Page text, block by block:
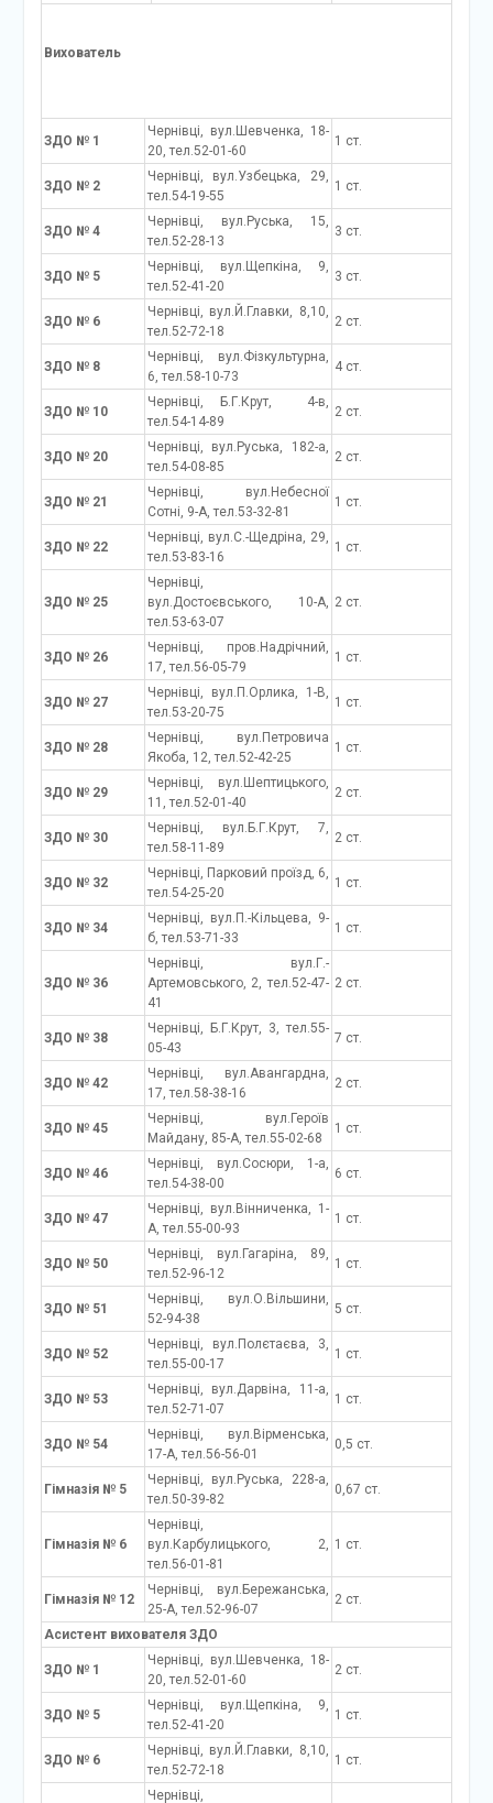
Вихователь
ЗДО № 1
Чернівці, вул.Шевченка, 18-
20, тел.52-01-60
1 ст.
ЗДО № 2
Чернівці, вул.Узбецька, 29,
тел.54-19-55
1 ст.
ЗДО № 4
Чернівці, вул.Руська, 15,
тел.52-28-13
3 ст.
ЗДО № 5
Чернівці, вул.Щепкіна, 9,
тел.52-41-20
3 ст.
ЗДО № 6
Чернівці, вул.Й.Главки, 8,10,
тел.52-72-18
2 ст.
ЗДО № 8
Чернівці, вул.Фізкультурна,
6, тел.58-10-73
4 ст.
ЗДО № 10
Чернівці, Б.Г.Крут, 4-в,
тел.54-14-89
2 ст.
ЗДО № 20
Чернівці, вул.Руська, 182-а,
тел.54-08-85
2 ст.
ЗДО № 21
Чернівці, вул.Небесної
Сотні, 9-А, тел.53-32-81
1 ст.
ЗДО № 22
Чернівці, вул.С.-Щедріна, 29,
тел.53-83-16
1 ст.
ЗДО № 25
Чернівці,
вул.Достоєвського, 10-А,
тел.53-63-07
2 ст.
ЗДО № 26
Чернівці, пров.Надрічний,
17, тел.56-05-79
1 ст.
ЗДО № 27
Чернівці, вул.П.Орлика, 1-В,
тел.53-20-75
1 ст.
ЗДО № 28
Чернівці, вул.Петровича
Якоба, 12, тел.52-42-25
1 ст.
ЗДО № 29
Чернівці, вул.Шептицького,
11, тел.52-01-40
2 ст.
ЗДО № 30
Чернівці, вул.Б.Г.Крут, 7,
тел.58-11-89
2 ст.
ЗДО № 32
Чернівці, Парковий проїзд, 6,
тел.54-25-20
1 ст.
ЗДО № 34
Чернівці, вул.П.-Кільцева, 9-
б, тел.53-71-33
1 ст.
ЗДО № 36
Чернівці, вул.Г.-
Артемовського, 2, тел.52-47-
41
2 ст.
ЗДО № 38
Чернівці, Б.Г.Крут, 3, тел.55-
05-43
7 ст.
ЗДО № 42
Чернівці, вул.Авангардна,
17, тел.58-38-16
2 ст.
ЗДО № 45
Чернівці, вул.Героїв
Майдану, 85-А, тел.55-02-68
1 ст.
ЗДО № 46
Чернівці, вул.Сосюри, 1-а,
тел.54-38-00
6 ст.
ЗДО № 47
Чернівці, вул.Вінниченка, 1-
А, тел.55-00-93
1 ст.
ЗДО № 50
Чернівці, вул.Гагаріна, 89,
тел.52-96-12
1 ст.
ЗДО № 51
Чернівці, вул.О.Вільшини,
52-94-38
5 ст.
ЗДО № 52
Чернівці, вул.Полєтаєва, 3,
тел.55-00-17
1 ст.
ЗДО № 53
Чернівці, вул.Дарвіна, 11-а,
тел.52-71-07
1 ст.
ЗДО № 54
Чернівці, вул.Вірменська,
17-А, тел.56-56-01
0,5 ст.
Гімназія № 5
Чернівці, вул.Руська, 228-а,
тел.50-39-82
0,67 ст.
Гімназія № 6
Чернівці,
вул.Карбулицького, 2,
тел.56-01-81
1 ст.
Гімназія № 12
Чернівці, вул.Бережанська,
25-А, тел.52-96-07
2 ст.
Асистент вихователя ЗДО
ЗДО № 1
Чернівці, вул.Шевченка, 18-
20, тел.52-01-60
2 ст.
ЗДО № 5
Чернівці, вул.Щепкіна, 9,
тел.52-41-20
1 ст.
ЗДО № 6
Чернівці, вул.Й.Главки, 8,10,
тел.52-72-18
1 ст.
Чернівці,